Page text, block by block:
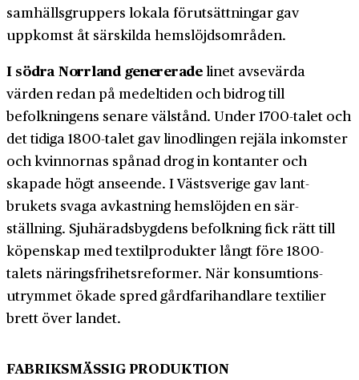
samhälls­gruppers lokala förutsättningar gav
uppkomst åt särskilda hemslöjds­områden.
I södra Norrland genereradelinet avsevärda
värden redan på medeltiden och bidrog till
befolkningens senare välstånd. Under 1700-talet och
det tidiga 1800-talet gav lin­odlingen rejäla inkomster
och kvinnornas spånad drog in kontanter och
skapade högt anseende. I Västsverige gav lant­
brukets svaga avkastning hemslöjden en sär­
ställning. Sjuhärads­bygdens befolkning fick rätt till
köpenskap med textil­produkter långt före 1800-
talets näringsfrihets­reformer. När konsumtions­
utrymmet ökade spred gårdfari­handlare textilier
brett över landet.
FABRIKSMÄSSIG PRODUKTION